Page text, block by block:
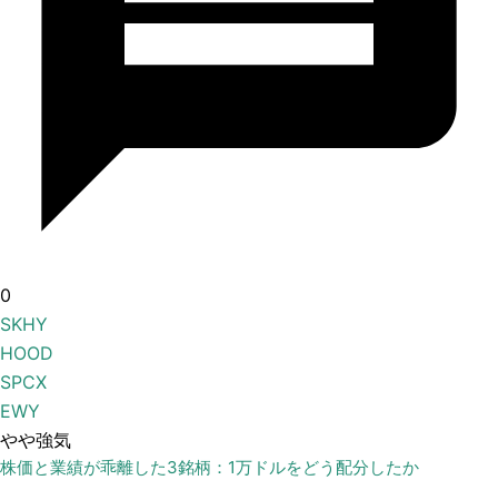
0
SKHY
HOOD
SPCX
EWY
やや強気
株価と業績が乖離した3銘柄：1万ドルをどう配分したか